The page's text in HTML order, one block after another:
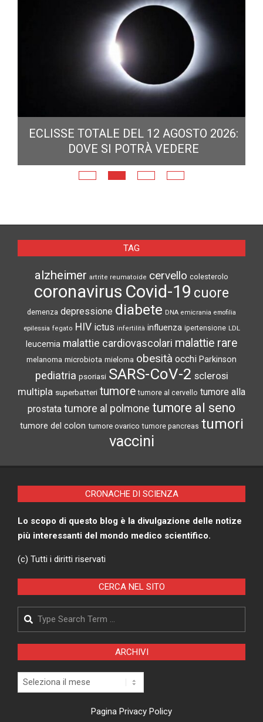
ECLISSE TOTALE DEL 12 AGOSTO 2026:
DOVE SI POTRÀ VEDERE
TAG
alzheimer artrite reumatoide cervello colesterolo
coronavirus Covid-19 cuore
demenza depressione diabete DNA emicrania emofilia
epilessia fegato HIV ictus infertilità influenza ipertensione LDL
leucemia malattie cardiovascolari malattie rare
melanoma microbiota mieloma obesità occhi Parkinson
pediatria psoriasi SARS-CoV-2 sclerosi
multipla superbatteri tumore tumore al cervello tumore alla
prostata tumore al polmone tumore al seno
tumore del colon tumore ovarico tumore pancreas tumori
vaccini
CRONACHE DI SCIENZA
Lo scopo di questo blog è la divulgazione delle notize
più interessanti del mondo medico scientifico.
(c) Tutti i diritti riservati
CERCA NEL SITO
Search
ARCHIVI
Archivi
Pagina Privacy Policy